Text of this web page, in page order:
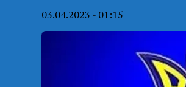
03.04.2023 - 01:15